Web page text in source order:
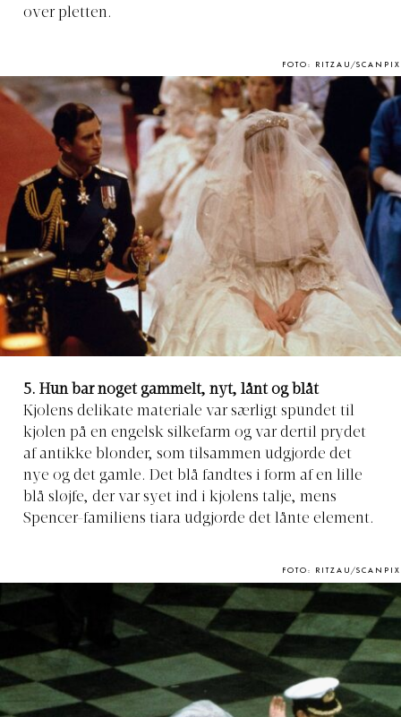
over pletten.
FOTO: RITZAU/SCANPIX
5. Hun bar noget gammelt, nyt, lånt og blåt
Kjolens delikate materiale var særligt spundet til
kjolen på en engelsk silkefarm og var dertil prydet
af antikke blonder, som tilsammen udgjorde det
nye og det gamle. Det blå fandtes i form af en lille
blå sløjfe, der var syet ind i kjolens talje, mens
Spencer-familiens tiara udgjorde det lånte element.
FOTO: RITZAU/SCANPIX